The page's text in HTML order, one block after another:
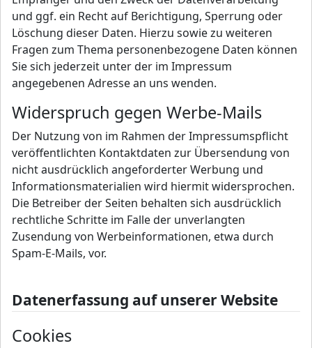
und ggf. ein Recht auf Berichtigung, Sperrung oder
Löschung dieser Daten. Hierzu sowie zu weiteren
Fragen zum Thema personenbezogene Daten können
Sie sich jederzeit unter der im Impressum
angegebenen Adresse an uns wenden.
Widerspruch gegen Werbe-Mails
Der Nutzung von im Rahmen der Impressumspflicht
veröffentlichten Kontaktdaten zur Übersendung von
nicht ausdrücklich angeforderter Werbung und
Informationsmaterialien wird hiermit widersprochen.
Die Betreiber der Seiten behalten sich ausdrücklich
rechtliche Schritte im Falle der unverlangten
Zusendung von Werbeinformationen, etwa durch
Spam-E-Mails, vor.
Datenerfassung auf unserer Website
Cookies